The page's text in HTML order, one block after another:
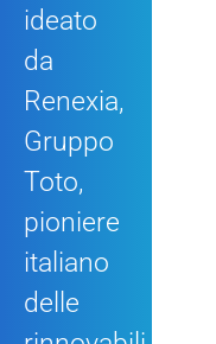
ideato
da
Renexia,
Gruppo
Toto,
pioniere
italiano
delle